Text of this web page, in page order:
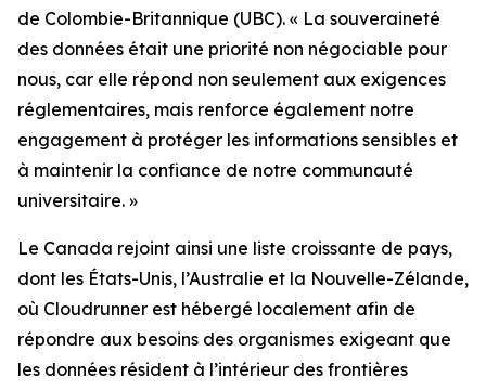
de Colombie-Britannique (UBC). « La souveraineté
des données était une priorité non négociable pour
nous, car elle répond non seulement aux exigences
réglementaires, mais renforce également notre
engagement à protéger les informations sensibles et
à maintenir la confiance de notre communauté
universitaire. »
Le Canada rejoint ainsi une liste croissante de pays,
dont les États-Unis, l’Australie et la Nouvelle-Zélande,
où Cloudrunner est hébergé localement afin de
répondre aux besoins des organismes exigeant que
les données résident à l’intérieur des frontières